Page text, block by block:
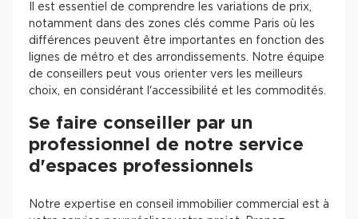
Il est essentiel de comprendre les variations de prix,
notamment dans des zones clés comme Paris où les
différences peuvent être importantes en fonction des
lignes de métro et des arrondissements. Notre équipe
de conseillers peut vous orienter vers les meilleurs
choix, en considérant l'accessibilité et les commodités.
Se faire conseiller par un
professionnel de notre service
d'espaces professionnels
Notre expertise en conseil immobilier commercial est à